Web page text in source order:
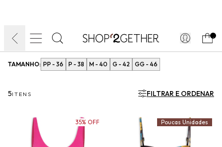
TAMANHO: PP - 36 P - 38 M - 40 G - 42 GG - 46
5ITENS FILTRAR E ORDENAR
35% OFF Poucas Unidades